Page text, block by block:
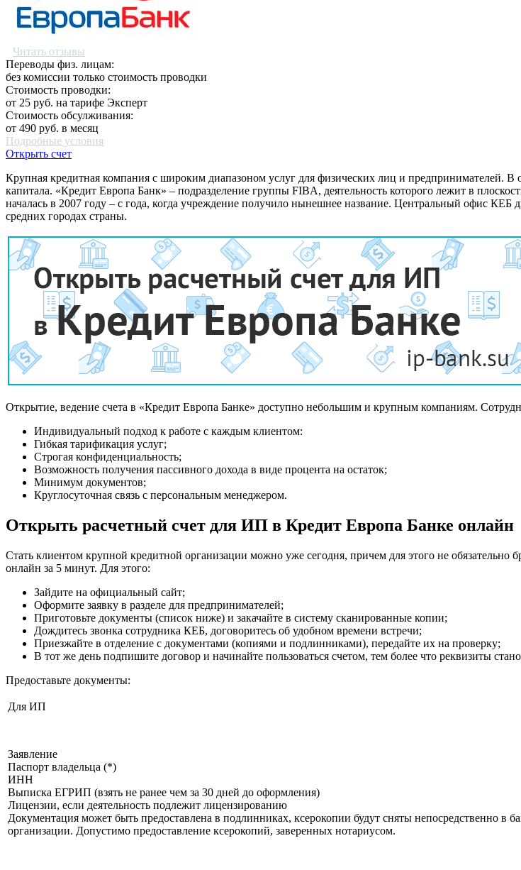
Читать отзывы
Переводы физ. лицам:
без комиссии только стоимость проводки
Стоимость проводки:
от 25 руб. на тарифе Эксперт
Стоимость обсулживания:
от 490 руб. в месяц
Подробные условия
Открыть счет
Крупная кредитная компания с широким диапазоном услуг для физических лиц и предпринимателей. В
капитала. «Кредит Европа Банк» – подразделение группы FIBA, деятельность которого лежит в
началась в 2007 году – с года, когда учреждение получило нынешнее название. Центральный офис
средних городах страны.
Открытие, ведение счета в «Кредит Европа Банке» доступно небольшим и крупным компаниям.
Индивидуальный подход к работе с каждым клиентом:
Гибкая тарификация услуг;
Строгая конфиденциальность;
Возможность получения пассивного дохода в виде процента на остаток;
Минимум документов;
Круглосуточная связь с персональным менеджером.
Открыть расчетный счет для ИП в Кредит Европа Банке онлайн
Стать клиентом крупной кредитной организации можно уже сегодня, причем для этого не
онлайн за 5 минут. Для этого:
Зайдите на официальный сайт;
Оформите заявку в разделе для предпринимателей;
Приготовьте документы (список ниже) и закачайте в систему сканированные копии;
Дождитесь звонка сотрудника КЕБ, договоритесь об удобном времени встречи;
Приезжайте в отделение с документами (копиями и подлинниками), передайте их на проверку;
В тот же день подпишите договор и начинайте пользоваться счетом, тем более что реквизиты
Предоставьте документы:
Для ИП
Заявление
Паспорт владельца (*)
ИНН
Выписка ЕГРИП (взять не ранее чем за 30 дней до оформления)
Лицензии, если деятельность подлежит лицензированию
Документация может быть предоставлена в подлинниках, ксерокопии будут сняты непосредственно в
организации. Допустимо предоставление ксерокопий, заверенных нотариусом.